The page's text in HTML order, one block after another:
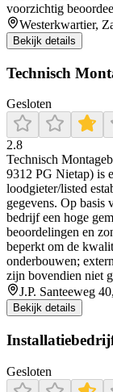
voorzichtig
Westerkwartier,
Bekijk details
Technisch
Gesloten
2.8
Technisch
9312 PG Nietap) is
loodgieter/listed
gegevens. Op basis
bedrijf een hoge
beoordelingen en
beperkt om de
onderbouwen;
zijn bovendien niet
J.P. Santeeweg
Bekijk details
Gesloten